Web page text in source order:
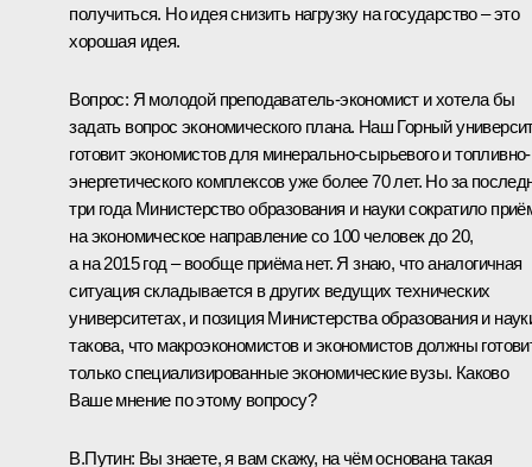
получиться. Но идея снизить нагрузку на государство – это
хорошая идея.
Вопрос: Я молодой преподаватель-экономист и хотела бы
задать вопрос экономического плана. Наш Горный
готовит экономистов для минерально-сырьевого и топливно-
энергетического комплексов уже более 70 лет. Но за
три года Министерство образования и науки сократило
на экономическое направление со 100 человек до 20,
а на 2015 год – вообще приёма нет. Я знаю, что аналогичная
ситуация складывается в других ведущих технических
университетах, и позиция Министерства образования и
такова, что макроэкономистов и экономистов должны
только специализированные экономические вузы. Каково
Ваше мнение по этому вопросу?
В.Путин: Вы знаете, я вам скажу, на чём основана такая